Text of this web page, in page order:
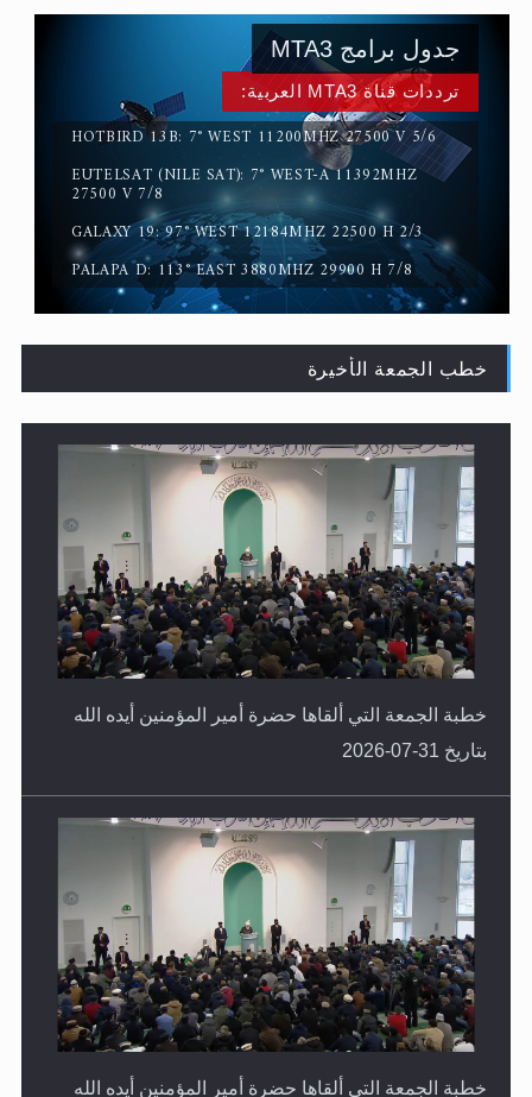
سورة التكوير تُنبئ بزمن بعثة المسيح الموعود عليه السلام
حقيقة المسيح الدجال
ترددات قناة MTA3 العربية:
HOTBIRD 13B: 7° WEST 11200MHZ 27500 V 5/6
EUTELSAT (NILE SAT): 7° WEST-A 11392MHZ
27500 V 7/8
GALAXY 19: 97° WEST 12184MHZ 22500 H 2/3
PALAPA D: 113° EAST 3880MHZ 29900 H 7/8
جدول برامج MTA3
خطب الجمعة الأخيرة
خطبة الجمعة التي ألقاها حضرة أمير المؤمنين أيده الله
بتاريخ 31-07-2026
خطبة الجمعة التي ألقاها حضرة أمير المؤمنين أيده الله